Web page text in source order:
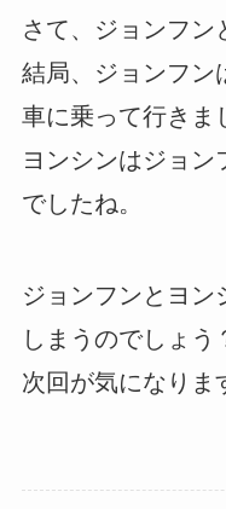
さて、ジョンフン
結局、ジョンフン
車に乗って行きま
ヨンシンはジョン
でしたね。
ジョンフンとヨン
しまうのでしょう
次回が気になりま